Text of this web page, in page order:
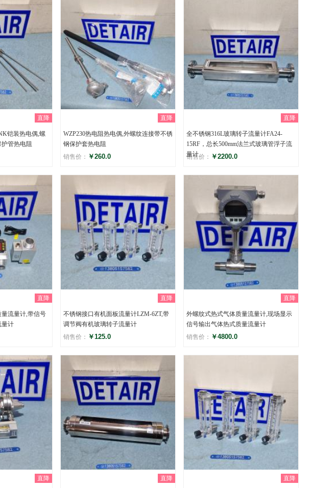
直降
铠装热电偶,螺
管热电阻
直降
WZP230热电阻热电偶,外螺纹连接带不锈
钢保护套热电阻
销售价： ￥260.0
评分
直降
全不锈钢316L玻璃转子流量计FA24-
15RF，总长500mm法兰式玻璃管浮子流
量计
销售价： ￥2200.0
评分
()
直降
流量计,带信号
量计
直降
不锈钢接口有机面板流量计LZM-6ZT,带
调节阀有机玻璃转子流量计
销售价： ￥125.0
评分
直降
外螺纹式热式气体质量流量计,现场显示
信号输出气体热式质量流量计
销售价： ￥4800.0
评分
直降 直降 直降